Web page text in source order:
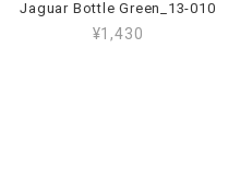
Jaguar Bottle Green_13-010
¥1,430